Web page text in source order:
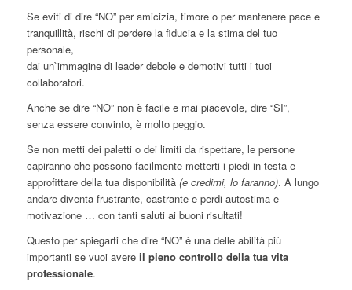
Se eviti di dire “NO” per amicizia, timore o per mantenere pace e
tranquillità, rischi di perdere la fiducia e la stima del tuo
personale,
dai un`immagine di leader debole e demotivi tutti i tuoi
collaboratori.
Anche se dire “NO” non è facile e mai piacevole, dire “SI”,
senza essere convinto, è molto peggio.
Se non metti dei paletti o dei limiti da rispettare, le persone
capiranno che possono facilmente metterti i piedi in testa e
approfittare della tua disponibilità (e credimi, lo faranno). A lungo
andare diventa frustrante, castrante e perdi autostima e
motivazione … con tanti saluti ai buoni risultati!
Questo per spiegarti che dire “NO” è una delle abilità più
importanti se vuoi avere il pieno controllo della tua vita
professionale.